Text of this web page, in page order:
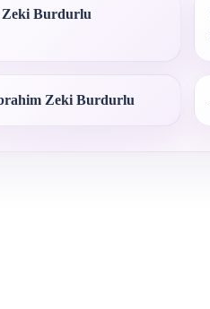
Zeki Burdurlu
Zeki Burdurlu